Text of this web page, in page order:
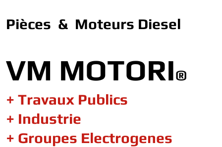
Pièces & Moteurs Diesel
VM MOTORI®
+ Travaux Publics
+ Industrie
+ Groupes Electrogenes